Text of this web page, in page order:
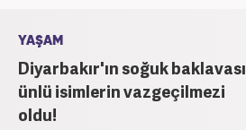
YAŞAM
Diyarbakır'ın soğuk baklavası
ünlü isimlerin vazgeçilmezi
oldu!